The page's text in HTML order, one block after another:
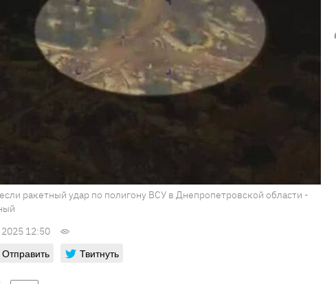
ракетный удар по полигону ВСУ в Днепропетровской области -
12:50
Отправить Твитнуть